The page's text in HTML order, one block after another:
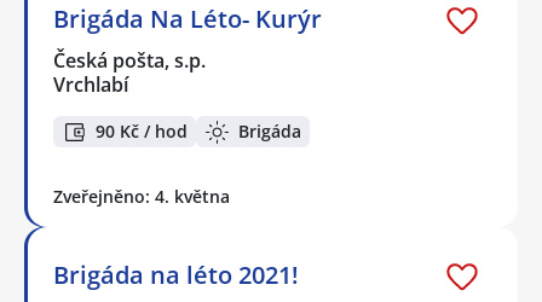
Brigáda Na Léto- Kurýr
Česká pošta, s.p.
Vrchlabí
90 Kč / hod Brigáda
Zveřejněno: 4. května
Brigáda na léto 2021!